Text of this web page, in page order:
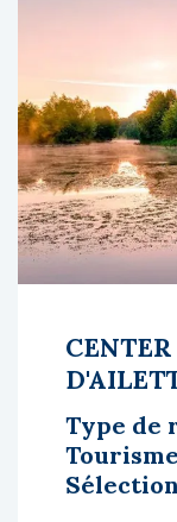
Type de
Tourisme